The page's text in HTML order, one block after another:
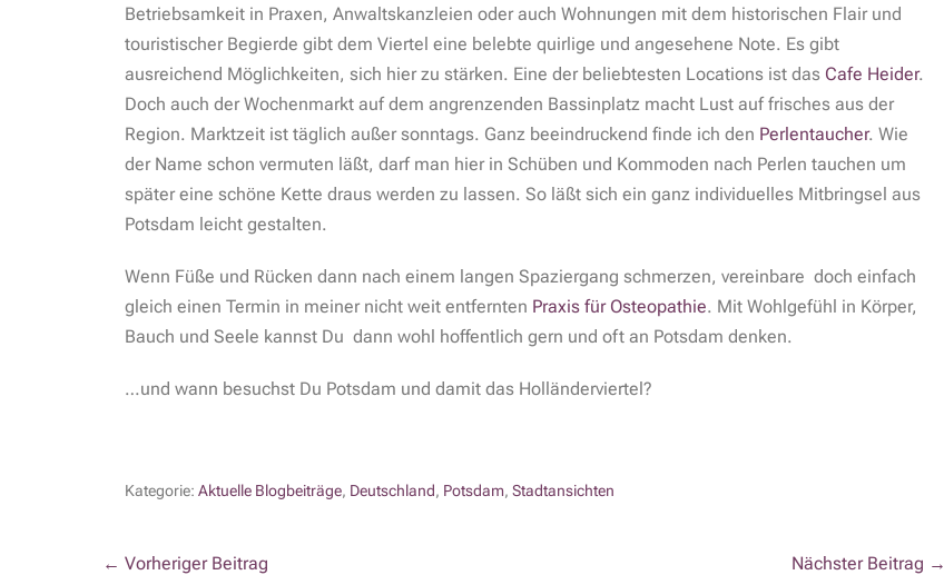
Betriebsamkeit in Praxen, Anwaltskanzleien oder auch Wohnungen mit dem historischen Flair und
touristischer Begierde gibt dem Viertel eine belebte quirlige und angesehene Note. Es gibt
ausreichend Möglichkeiten, sich hier zu stärken. Eine der beliebtesten Locations ist das Cafe Heider.
Doch auch der Wochenmarkt auf dem angrenzenden Bassinplatz macht Lust auf frisches aus der
Region. Marktzeit ist täglich außer sonntags. Ganz beeindruckend finde ich den Perlentaucher. Wie
der Name schon vermuten läßt, darf man hier in Schüben und Kommoden nach Perlen tauchen um
später eine schöne Kette draus werden zu lassen. So läßt sich ein ganz individuelles Mitbringsel aus
Potsdam leicht gestalten.
Wenn Füße und Rücken dann nach einem langen Spaziergang schmerzen, vereinbare doch einfach
gleich einen Termin in meiner nicht weit entfernten Praxis für Osteopathie. Mit Wohlgefühl in Körper,
Bauch und Seele kannst Du dann wohl hoffentlich gern und oft an Potsdam denken.
…und wann besuchst Du Potsdam und damit das Holländerviertel?
Kategorie: Aktuelle Blogbeiträge, Deutschland, Potsdam, Stadtansichten
← Vorheriger Beitrag Nächster Beitrag →